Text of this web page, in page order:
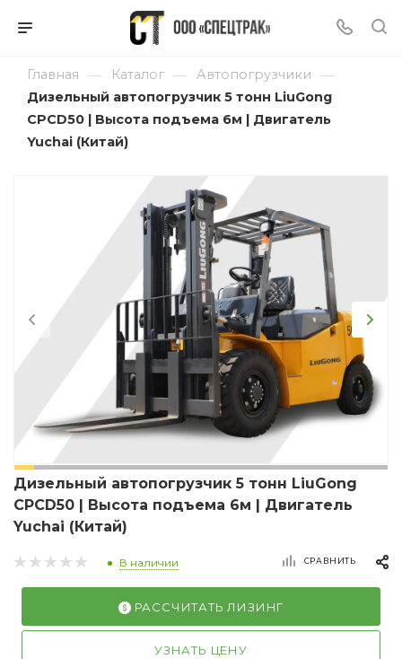
Главная — Каталог — Автопогрузчики —
Дизельный автопогрузчик 5 тонн LiuGong
CPCD50 | Высота подъема 6м | Двигатель
Yuchai (Китай)
Дизельный автопогрузчик 5 тонн LiuGong
CPCD50 | Высота подъема 6м | Двигатель
Yuchai (Китай)
В наличии СРАВНИТЬ
РАССЧИТАТЬ ЛИЗИНГ
УЗНАТЬ ЦЕНУ